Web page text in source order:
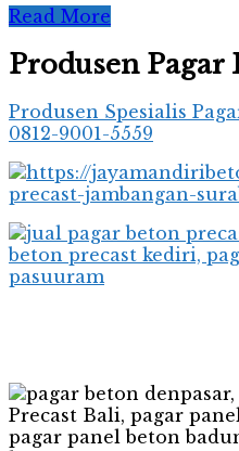
Read More
Produsen Pagar
Produsen Spesialis
0812-9001-5559